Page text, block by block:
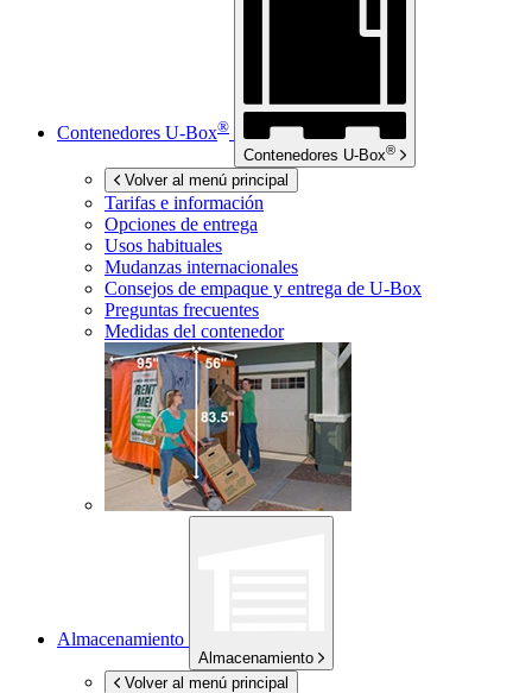
Contenedores U-Box®
Contenedores U-Box®
Volver al menú principal
Tarifas e información
Opciones de entrega
Usos habituales
Mudanzas internacionales
Consejos de empaque y entrega de U-Box
Preguntas frecuentes
Medidas del contenedor
Almacenamiento
Almacenamiento
Volver al menú principal